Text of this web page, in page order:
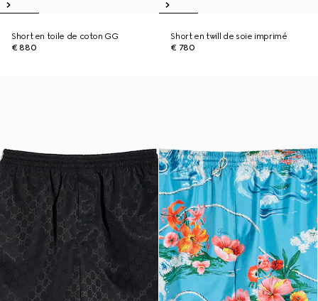
Short en toile de coton GG
€ 880
Short en twill de soie imprimé
€ 780